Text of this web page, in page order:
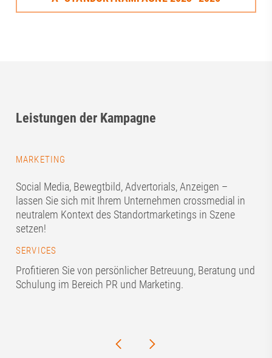
Leistungen der Kampagne
MARKETING
Social Media, Bewegtbild, Advertorials, Anzeigen –
lassen Sie sich mit Ihrem Unternehmen crossmedial in
neutralem Kontext des Standortmarketings in Szene
setzen!
SERVICES
Profitieren Sie von persönlicher Betreuung, Beratung und
Schulung im Bereich PR und Marketing.